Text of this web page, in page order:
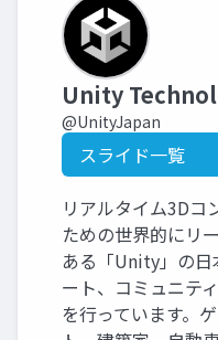
Unity
@UnityJapan
スライド一覧
リアルタイム3Dコ
ための世界的にリ
ある「Unity」の
ート、コミュニテ
を行っています。